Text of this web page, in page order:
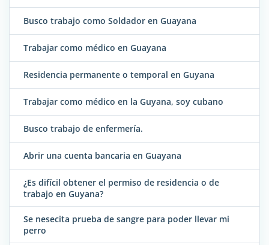
Busco trabajo como Soldador en Guayana
Trabajar como médico en Guayana
Residencia permanente o temporal en Guyana
Trabajar como médico en la Guyana, soy cubano
Busco trabajo de enfermería.
Abrir una cuenta bancaria en Guayana
¿Es difícil obtener el permiso de residencia o de
trabajo en Guyana?
Se nesecita prueba de sangre para poder llevar mi
perro